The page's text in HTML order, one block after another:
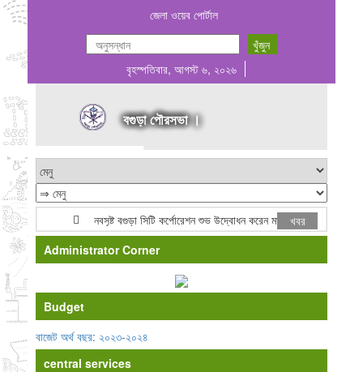
জেলা ওয়েব পোর্টাল
বৃহস্পতিবার, আগস্ট ৬, ২০২৬
বগুড়া পৌরসভা ।
নবসৃষ্ট বগুড়া সিটি কর্পোরেশন শুভ উদ্বোধন করেন মাননীয় প্রধানমন্ত্রী জনাব
খবর
Administrator Corner
Budget
বাজেট অর্থ বছর: ২০২৩-২০২৪
central services